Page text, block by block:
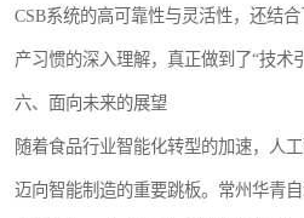
CSB系统的高可靠性与灵活性，还结
产习惯的深入理解，真正做到了“技术
六、面向未来的展望
随着食品行业智能化转型的加速，人
迈向智能制造的重要跳板。常州华青